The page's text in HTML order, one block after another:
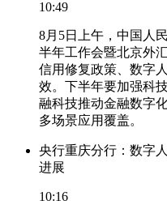
10:49
8月5日上午，中国人
半年工作会暨北京外
信用修复政策、数字
效。下半年要加强科
融科技推动金融数字
多场景应用覆盖。
央行重庆分行：数字
进展
10:16